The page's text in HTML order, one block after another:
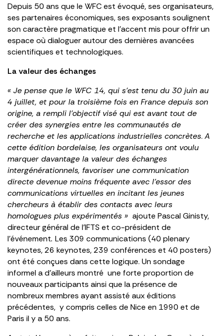
Depuis 50 ans que le WFC est évoqué, ses organisateurs,
ses partenaires économiques, ses exposants soulignent
son caractère pragmatique et l’accent mis pour offrir un
espace où dialoguer autour des dernières avancées
scientifiques et technologiques.
La valeur des échanges
« Je pense que le WFC 14, qui s’est tenu du 30 juin au
4 juillet, et pour la troisième fois en France depuis son
origine, a rempli l’objectif visé qui est avant tout de
créer des synergies entre les communautés de
recherche et les applications industrielles concrètes. A
cette édition bordelaise, les organisateurs ont voulu
marquer davantage la valeur des échanges
intergénérationnels, favoriser une communication
directe devenue moins fréquente avec l’essor des
communications virtuelles en incitant les jeunes
chercheurs à établir des contacts avec leurs
homologues plus expérimentés » ajoute Pascal Ginisty,
directeur général de l’IFTS et co-président de
l’événement. Les 309 communications (40 plenary
keynotes, 26 keynotes, 239 conférences et 40 posters)
ont été conçues dans cette logique. Un sondage
informel a d’ailleurs montré une forte proportion de
nouveaux participants ainsi que la présence de
nombreux membres ayant assisté aux éditions
précédentes, y compris celles de Nice en 1990 et de
Paris il y a 50 ans.